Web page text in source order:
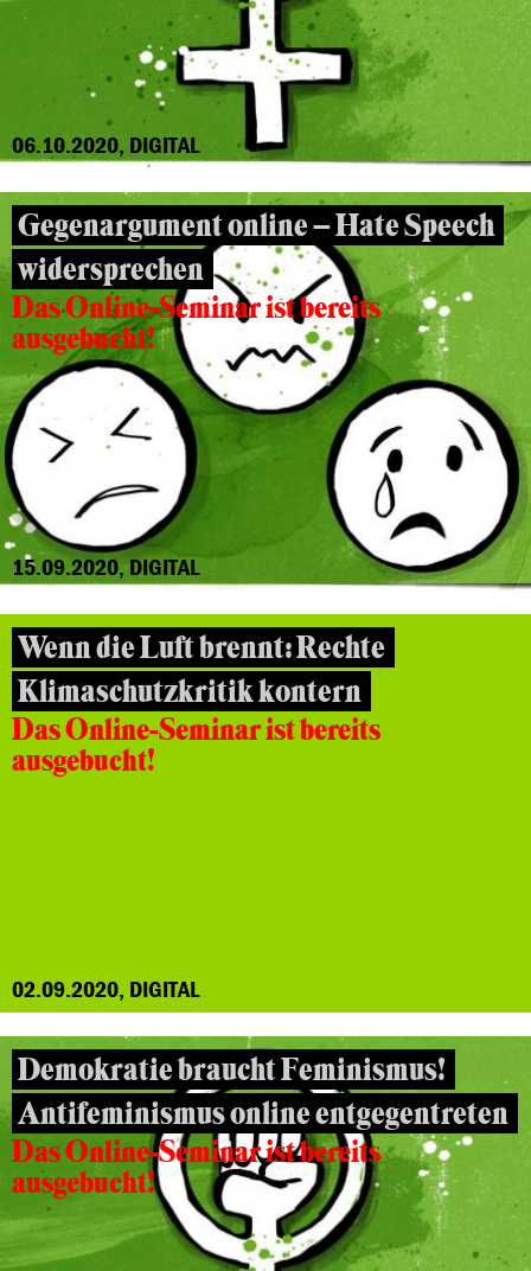
06.10.2020, DIGITAL
Gegenargument online – Hate Speech
widersprechen
Das Online-Seminar ist bereits
ausgebucht!
15.09.2020, DIGITAL
Wenn die Luft brennt: Rechte
Klimaschutzkritik kontern
Das Online-Seminar ist bereits
ausgebucht!
02.09.2020, DIGITAL
Demokratie braucht Feminismus!
Antifeminismus online entgegentreten
Das Online-Seminar ist bereits
ausgebucht!